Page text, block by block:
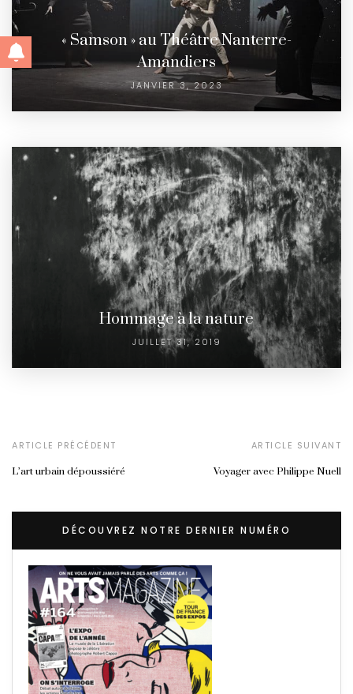
« Samson » au Théâtre Nanterre-
Amandiers
JANVIER 3, 2023
Hommage à la nature
JUILLET 31, 2019
ARTICLE PRÉCÉDENT
L’art urbain dépoussiéré
ARTICLE SUIVANT
Voyager avec Philippe Nuell
DÉCOUVREZ NOTRE DERNIER NUMÉRO